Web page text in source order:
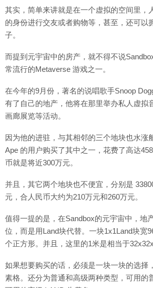
其实，简单来讲就是在一个虚拟的空间里，
的身份进行交友或者购物等，甚至，还可以
子。
而提到元宇宙中的房产，就不得不说
常流行的Metaverse 游戏之一。
在今年的9月份，著名的说唱歌手Snoop
有了自己的地产，他将在那里举办私人虚拟
画廊展览等活动。
因为他的进驻，与其相邻的三个地块也水涨
Ape 的用户购买了其中之一，花费了高达
币就是将近300万元。
并且，其它两个地块也不便宜，分别是
元，合人民币大约为210万元和260万元。
值得一提的是，在Sandbox的元宇宙中，地
位，而是用Land块代替。一块1x1Land块宽
个正方形。并且，这里的1米是相当于
如果想要购买的话，必须是一块一块的选择
素格。还分为普通和高级两种类型，可用的